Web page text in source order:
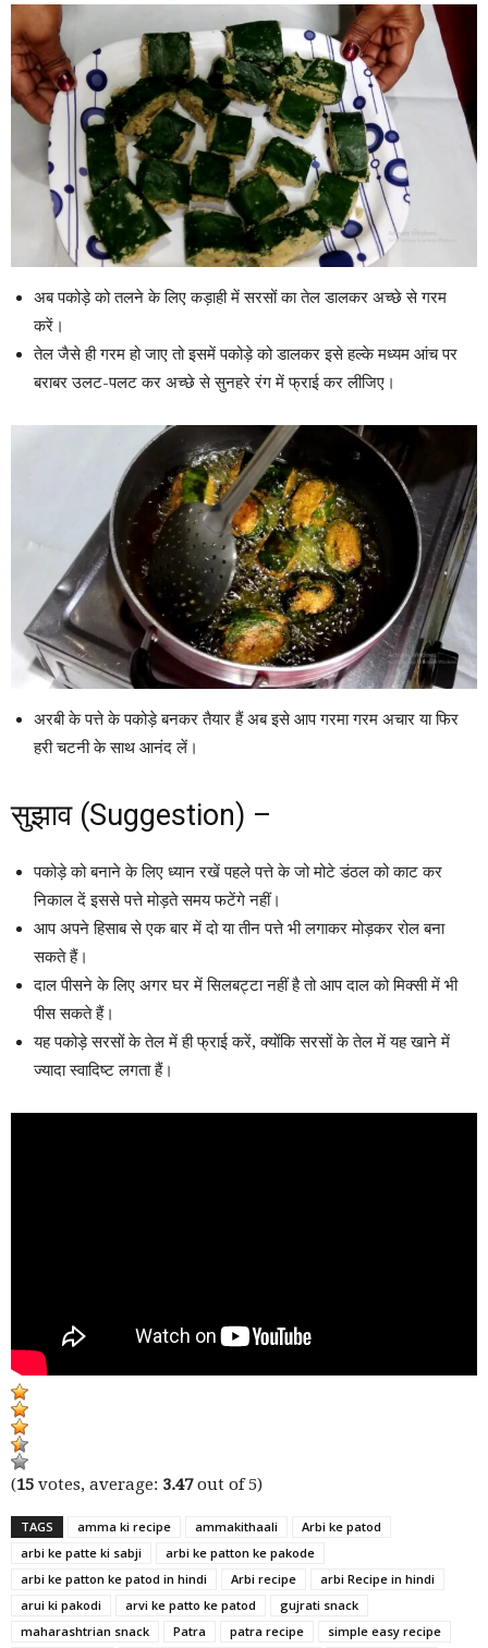
अब पकोड़े को तलने के लिए कड़ाही में सरसों का तेल डालकर अच्छे से गरम
करें।
तेल जैसे ही गरम हो जाए तो इसमें पकोड़े को डालकर इसे हल्के मध्यम आंच पर
बराबर उलट-पलट कर अच्छे से सुनहरे रंग में फ्राई कर लीजिए।
अरबी के पत्ते के पकोड़े बनकर तैयार हैं अब इसे आप गरमा गरम अचार या फिर
हरी चटनी के साथ आनंद लें।
सुझाव (Suggestion) –
पकोड़े को बनाने के लिए ध्यान रखें पहले पत्ते के जो मोटे डंठल को काट कर
निकाल दें इससे पत्ते मोड़ते समय फटेंगे नहीं।
आप अपने हिसाब से एक बार में दो या तीन पत्ते भी लगाकर मोड़कर रोल बना
सकते हैं।
दाल पीसने के लिए अगर घर में सिलबट्टा नहीं है तो आप दाल को मिक्सी में भी
पीस सकते हैं।
यह पकोड़े सरसों के तेल में ही फ्राई करें, क्योंकि सरसों के तेल में यह खाने में
ज्यादा स्वादिष्ट लगता हैं।
(15 votes, average: 3.47out of 5)
TAGS amma ki recipe ammakithaali
Arbi ke patod
arbi ke patte ki sabji
arbi ke patton ke pakode
arbi ke patton ke patod in hindi
Arbi recipe
arbi Recipe in hindi
arui ki pakodi
arvi ke patto ke patod
gujrati snack
maharashtrian snack
Patra patra recipe
simple easy recipe